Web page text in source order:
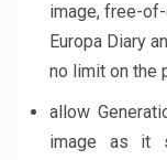
image, free-
Europa Diary
no limit on the
allow
image as it